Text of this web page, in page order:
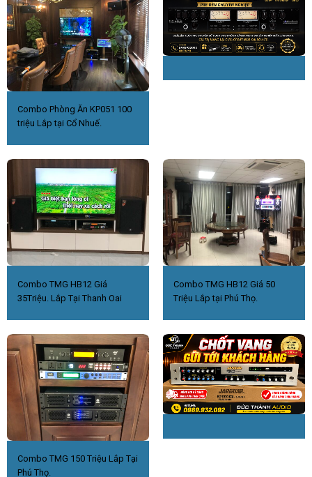
Combo Phòng Ăn KP051 100
triệu Lắp tại Cổ Nhuế.
Combo TMG HB12 Giá
35Triệu. Lắp Tại Thanh Oai
Combo TMG HB12 Giá 50
Triệu Lắp tại Phú Thọ.
Combo TMG 150 Triệu Lắp Tại
Phú Thọ.